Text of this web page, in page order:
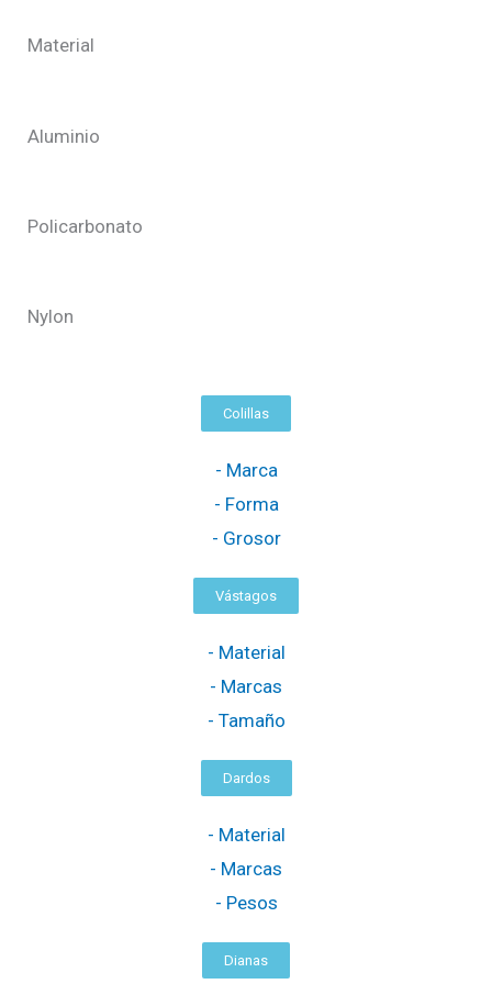
Material
Aluminio
Policarbonato
Nylon
Colillas
- Marca
- Forma
- Grosor
Vástagos
- Material
- Marcas
- Tamaño
Dardos
- Material
- Marcas
- Pesos
Dianas